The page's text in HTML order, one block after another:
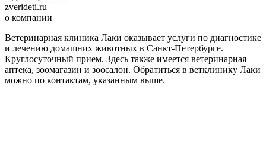
zverideti.ru
о компании
Ветеринарная клиника Лаки оказывает услуги по диагностике
и лечению домашних животных в Санкт-Петербурге.
Круглосуточный прием. Здесь также имеется ветеринарная
аптека, зоомагазин и зоосалон. Обратиться в ветклинику Лаки
можно по контактам, указанным выше.